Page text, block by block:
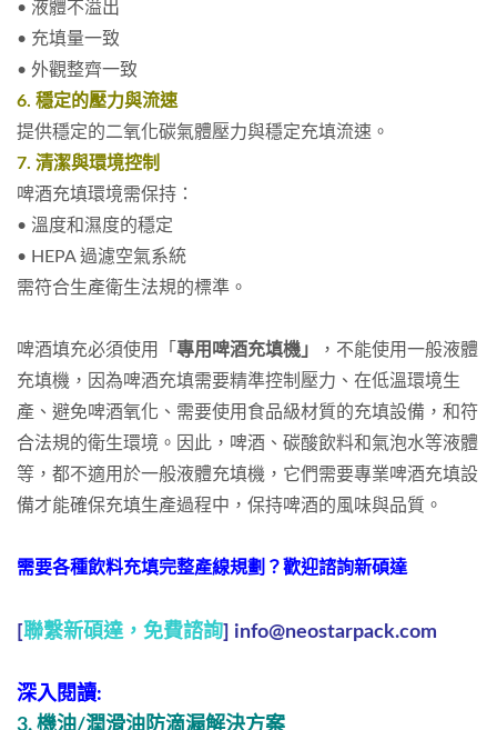
• 液體不溢出
• 充填量一致
• 外觀整齊一致
6. 穩定的壓力與流速
提供穩定的二氧化碳氣體壓力與穩定充填流速。
7. 清潔與環境控制
啤酒充填環境需保持：
• 溫度和濕度的穩定
• HEPA 過濾空氣系統
需符合生產衛生法規的標準。
啤酒填充必須使用「 專用啤酒充填機」
，不能使用一般液體
充填機，因為啤酒充填需要精準控制壓力、在低溫環境生
產、避免啤酒氧化、需要使用食品級材質的充填設備，和符
合法規的衛生環境。因此，啤酒、碳酸飲料和氣泡水等液體
等，都不適用於一般液體充填機，它們需要專業啤酒充填設
備才能確保充填生產過程中，保持啤酒的風味與品質。
需要各種飲料充填完整產線規劃？歡迎諮詢新碩達
[聯繫新碩達，免費諮詢] info@neostarpack.com
深入閱讀:
3. 機油/潤滑油防滴漏解決方案